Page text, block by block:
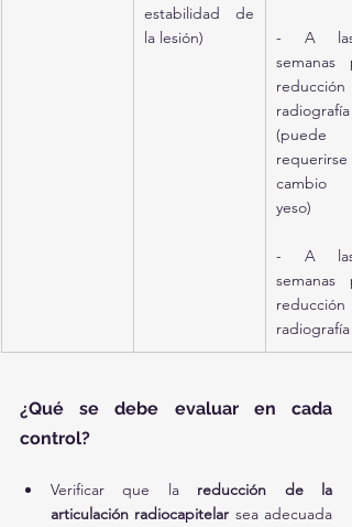
estabilidad de
la lesión)
- A
semanas
reducción
radiografía
(puede
requerirse
cambio
yeso)
- A
semanas
reducción
radiografía
¿Qué se debe evaluar en cada
control?
Verificar que la reducción de la
articulación radiocapitelar sea adecuada